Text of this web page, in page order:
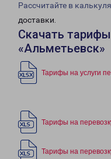
Рассчитайте в
доставки.
Скачать
«Альметьевск»
Тарифы на услуги
Тарифы на
Тарифы на